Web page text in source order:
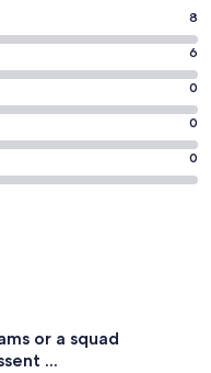
8
6
0
0
0
or a squad
...